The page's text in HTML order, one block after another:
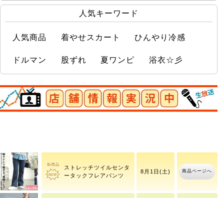
人気キーワード
人気商品 着やせスカート ひんやり冷感
ドルマン 股ずれ 夏ワンピ 浴衣☆彡
店舗情報実況中
ストレッチツイルセンタ